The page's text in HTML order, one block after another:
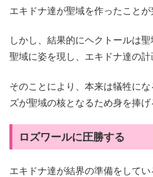
エキドナ達が聖域を作ったことが
しかし、結果的にヘクトールは
聖域に姿を現し、エキドナ達の計
そのことにより、本来は犠牲に
ズが聖域の核となるため身を捧げ
ロズワールに圧勝する
エキドナ達が結界の準備をして